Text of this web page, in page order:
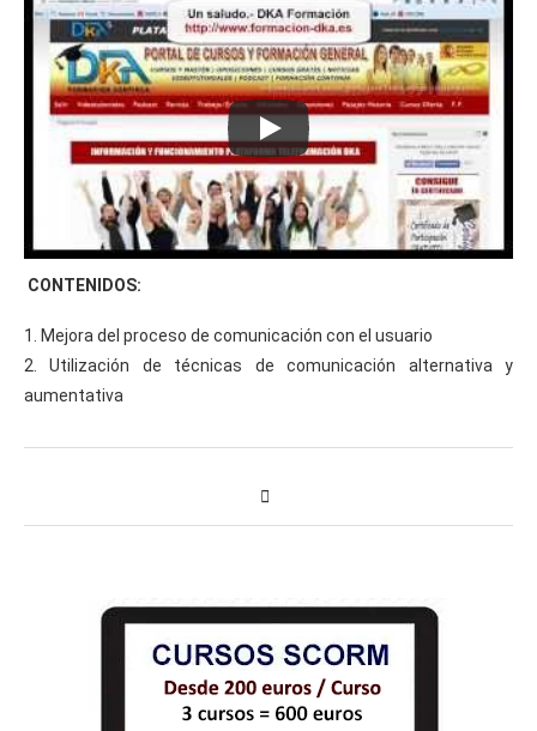
CONTENIDOS:
1. Mejora del proceso de comunicación con el usuario
2. Utilización de técnicas de comunicación alternativa y
aumentativa